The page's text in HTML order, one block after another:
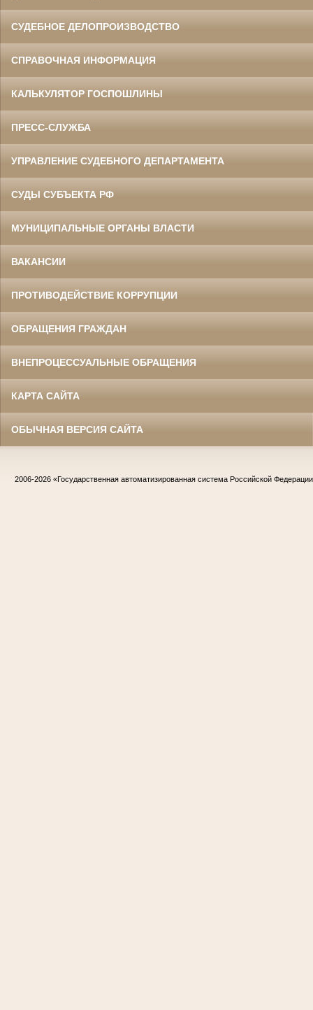
СУДЕБНОЕ ДЕЛОПРОИЗВОДСТВО
СПРАВОЧНАЯ ИНФОРМАЦИЯ
КАЛЬКУЛЯТОР ГОСПОШЛИНЫ
ПРЕСС-СЛУЖБА
УПРАВЛЕНИЕ СУДЕБНОГО ДЕПАРТАМЕНТА
СУДЫ СУБЪЕКТА РФ
МУНИЦИПАЛЬНЫЕ ОРГАНЫ ВЛАСТИ
ВАКАНСИИ
ПРОТИВОДЕЙСТВИЕ КОРРУПЦИИ
ОБРАЩЕНИЯ ГРАЖДАН
ВНЕПРОЦЕССУАЛЬНЫЕ ОБРАЩЕНИЯ
КАРТА САЙТА
ОБЫЧНАЯ ВЕРСИЯ САЙТА
2006-2026 «Государственная автоматизированная система Российской